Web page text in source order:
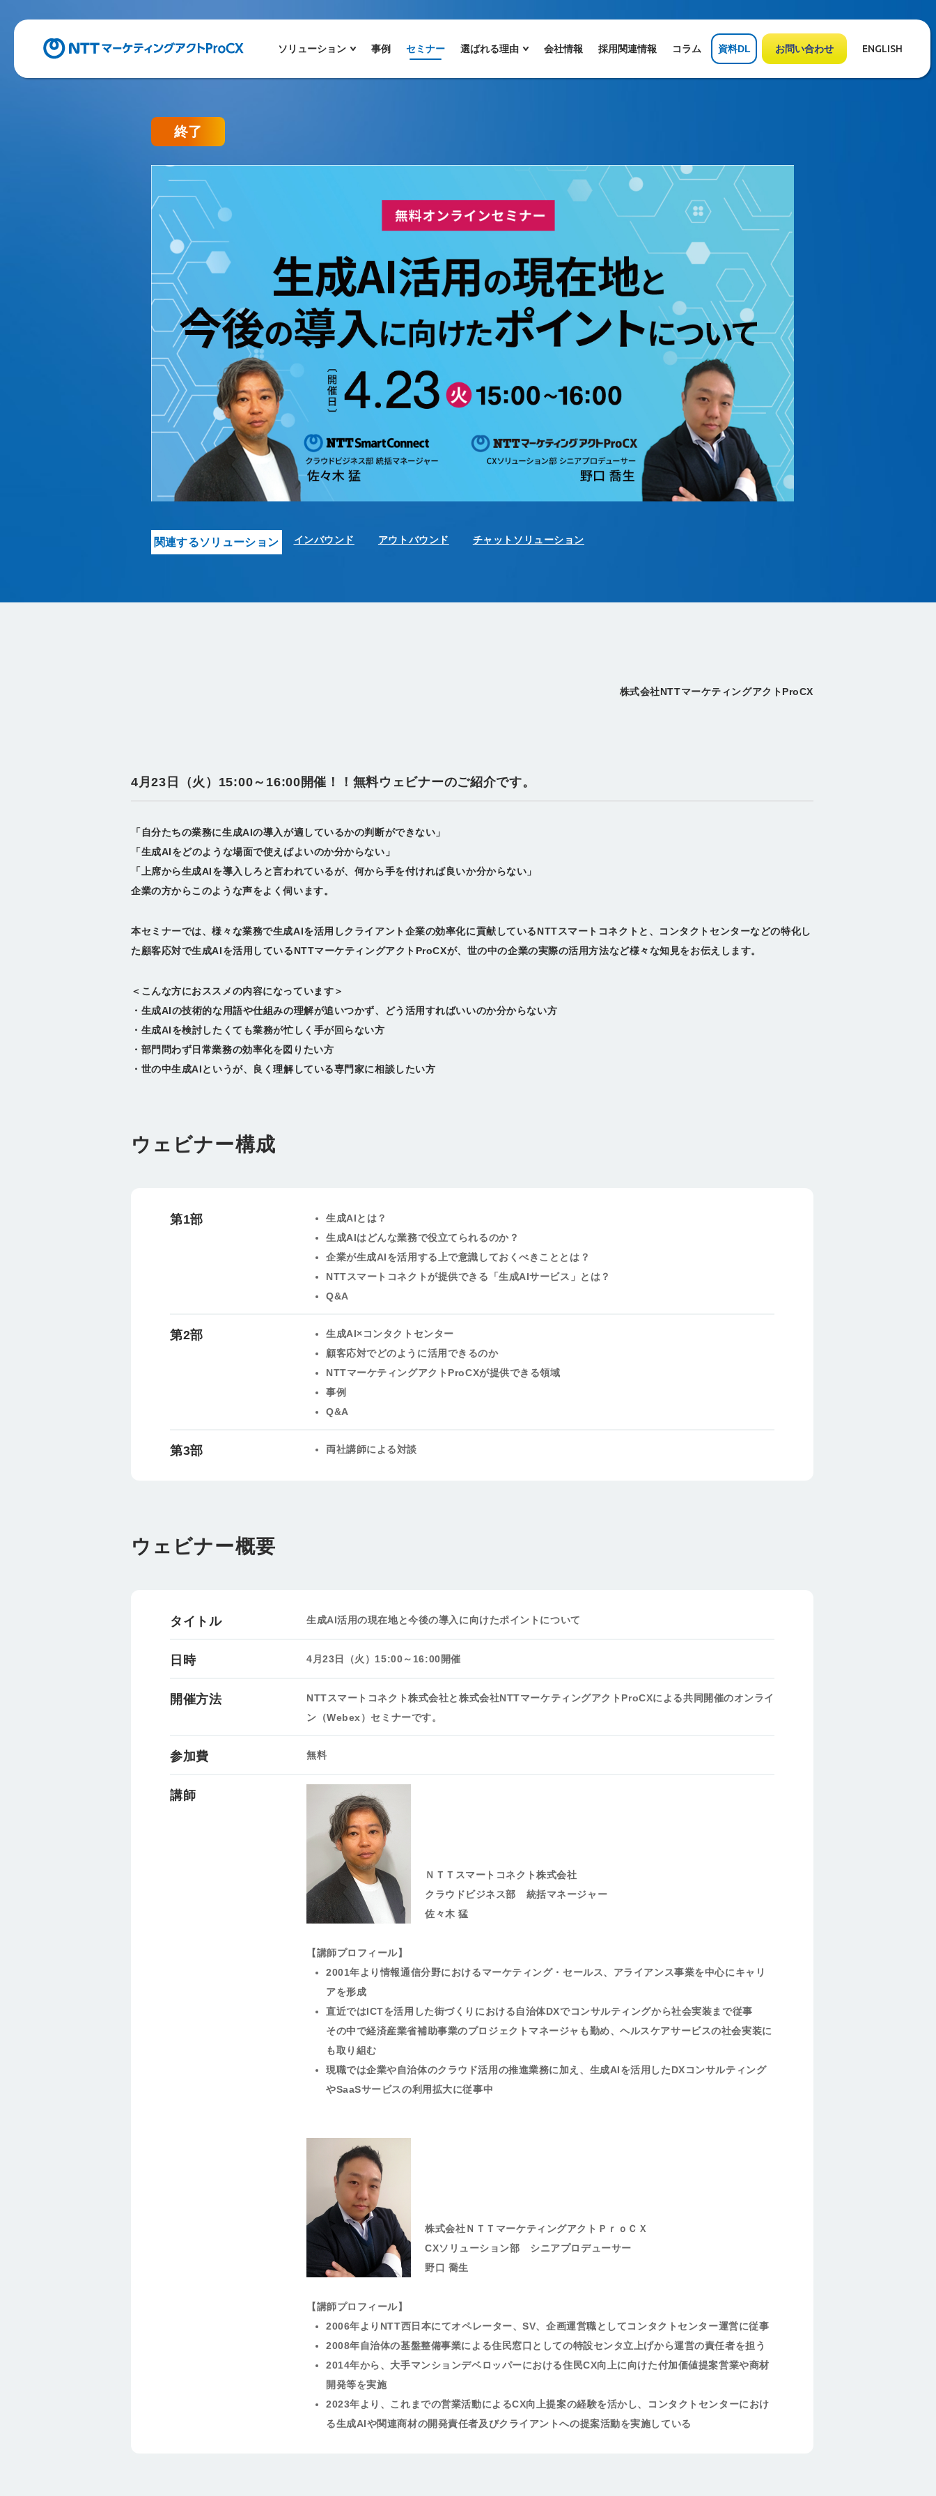
ソリューション 事例 セミナー 選ばれる理由 会社情報 採用関連情報 コラム 資料DL お問い合わせ ENGLISH
終了
関連するソリューション インバウンド アウトバウンド チャットソリューション
株式会社NTTマーケティングアクトProCX
4月23日（火）15:00～16:00開催！！無料ウェビナーのご紹介です。
「自分たちの業務に生成AIの導入が適しているかの判断ができない」
「生成AIをどのような場面で使えばよいのか分からない」
「上席から生成AIを導入しろと言われているが、何から手を付ければ良いか分からない」
企業の方からこのような声をよく伺います。
本セミナーでは、様々な業務で生成AIを活用しクライアント企業の効率化に貢献しているNTTスマートコネクトと、コンタクトセンターなどの特化し
た顧客応対で生成AIを活用しているNTTマーケティングアクトProCXが、世の中の企業の実際の活用方法など様々な知見をお伝えします。
＜こんな方におススメの内容になっています＞
・生成AIの技術的な用語や仕組みの理解が追いつかず、どう活用すればいいのか分からない方
・ 生成AIを検討したくても業務が忙しく手が回らない方
・ 部門問わず日常業務の効率化を図りたい方
・ 世の中生成AIというが、良く理解している専門家に相談したい方
ウェビナー構成
第1部
生成AIとは？
生成AIはどんな業務で役立てられるのか？
企業が生成AIを活用する上で意識しておくべきこととは？
NTTスマートコネクトが提供できる「生成AIサービス」とは？
Q&A
第2部
生成AI×コンタクトセンター
顧客応対でどのように活用できるのか
NTTマーケティングアクトProCXが提供できる領域
事例
Q&A
第3部 両社講師による対談
ウェビナー概要
タイトル 生成AI活用の現在地と今後の導入に向けたポイントについて
日時 4月23日（火）15:00～16:00開催
開催方法
NTTスマートコネクト株式会社と株式会社NTTマーケティングアクトProCXによる共同開催のオンライ
ン（Webex）セミナーです。
参加費 無料
講師
ＮＴＴスマートコネクト株式会社
クラウドビジネス部 統括マネージャー
佐々木 猛
【講師プロフィール】
2001年より情報通信分野におけるマーケティング・セールス、アライアンス事業を中心にキャリ
アを形成
直近ではICTを活用した街づくりにおける自治体DXでコンサルティングから社会実装まで従事
その中で経済産業省補助事業のプロジェクトマネージャも勤め、ヘルスケアサービスの社会実装に
も取り組む
現職では企業や自治体のクラウド活用の推進業務に加え、生成AIを活用したDXコンサルティング
やSaaSサービスの利用拡大に従事中
株式会社ＮＴＴマーケティングアクトＰｒｏＣＸ
CXソリューション部 シニアプロデューサー
野口 喬生
【講師プロフィール】
2006年よりNTT西日本にてオペレーター、SV、企画運営職としてコンタクトセンター運営に従事
2008年自治体の基盤整備事業による住民窓口としての特設センタ立上げから運営の責任者を担う
2014年から、大手マンションデベロッパーにおける住民CX向上に向けた付加価値提案営業や商材
開発等を実施
2023年より、これまでの営業活動によるCX向上提案の経験を活かし、コンタクトセンターにおけ
る生成AIや関連商材の開発責任者及びクライアントへの提案活動を実施している